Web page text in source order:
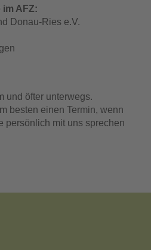
AFZ:
Donau-Ries e.V.
und öfter unterwegs.
besten einen Termin, wenn
persönlich mit uns sprechen